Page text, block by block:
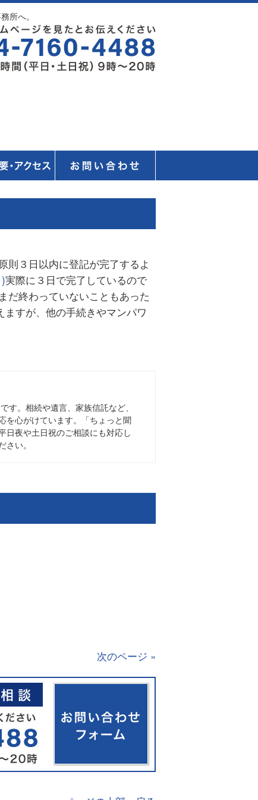
所へ。
則３日以内に登記が完了するよ
実際に３日で完了しているので
だ終わっていないこともあった
すが、他の手続きやマンパワ
す。相続や遺言、家族信託など、
を心がけています。「ちょっと聞
日夜や土日祝のご相談にも対応し
い。
次のページ »